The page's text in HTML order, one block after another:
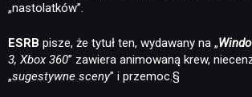
„nastolatków”.
ESRB pisze, że tytuł ten, wydawany na „
3, Xbox 360” zawiera animowaną krew,
„sugestywne sceny” i przemoc.§